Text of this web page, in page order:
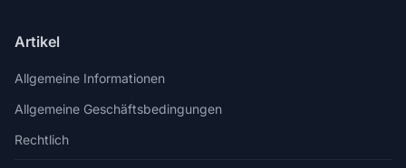
Artikel
Allgemeine Informationen
Allgemeine Geschäftsbedingungen
Rechtlich